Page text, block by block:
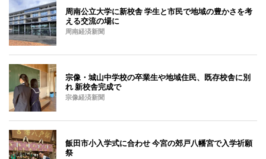
周南公立大学に新校舎 学生と市民で地域の豊かさを考
える交流の場に
周南経済新聞
宗像・城山中学校の卒業生や地域住民、既存校舎に別
れ 新校舎完成で
宗像経済新聞
飯田市小入学式に合わせ 今宮の郊戸八幡宮で入学祈願
祭